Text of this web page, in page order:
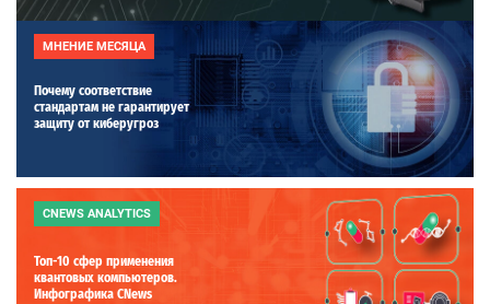
МНЕНИЕ МЕСЯЦА
Почему соответствие
стандартам не гарантирует
защиту от киберугроз
CNEWS ANALYTICS
Топ-10 сфер применения
квантовых компьютеров.
Инфографика CNews